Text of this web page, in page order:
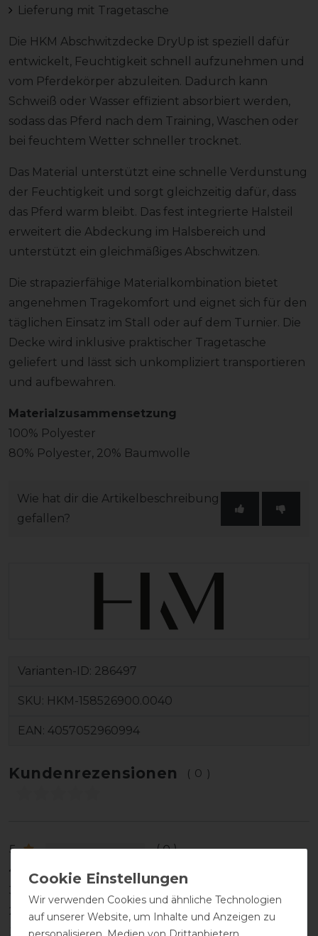
Lieferung mit Tragetasche
Die HKM Abschwitzdecke DryUp ist speziell dafür
entwickelt, Feuchtigkeit schnell aufzunehmen und
vom Pferdekörper abzuleiten. Dadurch kann
Schweiß oder Wasser effizient absorbiert werden,
sodass das Pferd nach dem Training, Waschen oder
bei feuchtem Wetter schneller trocknet.
Das Material unterstützt eine schnelle Verdunstung
der Feuchtigkeit und sorgt gleichzeitig dafür, dass
das Pferd warm bleibt. Das fest integrierte Halsteil
erweitert die Abdeckung im Halsbereich und
unterstützt ein gleichmäßiges Abschwitzen.
Die strapazierfähige Materialkombination bietet
angenehmen Tragekomfort und eignet sich für den
täglichen Einsatz im Stall oder auf dem Turnier. Die
Decke wird inklusive praktischer Tragetasche
geliefert und lässt sich unkompliziert transportieren
und aufbewahren.
Materialzusammensetzung
100% Polyester
80% Polyester, 20% Baumwolle
Wie hat dir die Artikelbeschreibung
gefallen?
Varianten-ID: 286497
SKU: HKM-158526900.0040
EAN: 4057052960994
Kundenrezensionen (0)
5
0
4
3
0
2
0
1
0
Wir verwenden Cookies und ähnliche Technologien
auf unserer Website, um Inhalte und Anzeigen zu